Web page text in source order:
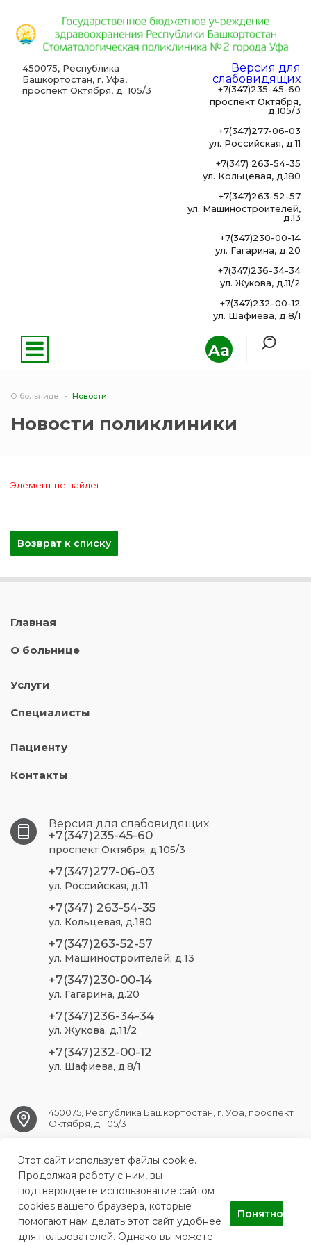
Aa
450075, Республика
Башкортостан, г. Уфа,
проспект Октября, д. 105/3
Версия для
слабовидящих
+7(347)235-45-60
проспект Октября,
д.105/3
+7(347)277-06-03
ул. Российская, д.11
+7(347) 263-54-35
ул. Кольцевая, д.180
+7(347)263-52-57
ул. Машиностроителей,
д.13
+7(347)230-00-14
ул. Гагарина, д.20
+7(347)236-34-34
ул. Жукова, д.11/2
+7(347)232-00-12
ул. Шафиева, д.8/1
О больнице Новости
Новости поликлиники
Элемент не найден!
Возврат к списку
Главная
О больнице
Услуги
Специалисты
Пациенту
Контакты
Версия для слабовидящих
+7(347)235-45-60
проспект Октября, д.105/3
+7(347)277-06-03
ул. Российская, д.11
+7(347) 263-54-35
ул. Кольцевая, д.180
+7(347)263-52-57
ул. Машиностроителей, д.13
+7(347)230-00-14
ул. Гагарина, д.20
+7(347)236-34-34
ул. Жукова, д.11/2
+7(347)232-00-12
ул. Шафиева, д.8/1
450075, Республика Башкортостан, г. Уфа, проспект
Октября, д. 105/3
ufa.sp2@doctorrb.ru
ГБУЗ РБ Стоматологическая поликлиника №2 г. Уфа
Этот сайт использует файлы cookie.
Продолжая работу с ним, вы
подтверждаете использование сайтом
cookies вашего браузера, которые
помогают нам делать этот сайт удобнее
для пользователей. Однако вы можете
Понятно